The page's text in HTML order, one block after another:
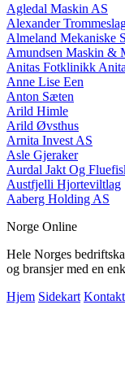
Agledal Maskin AS
Alexander
Almeland Mekaniske
Amundsen Maskin &
Anitas Fotklinikk
Anne Lise Een
Anton Sæten
Arild Himle
Arild Øvsthus
Arnita Invest AS
Asle Gjeraker
Aurdal Jakt Og
Austfjelli Hjorteviltlag
Aaberg Holding AS
Norge Online
Hele Norges
og bransjer med en
Hjem Sidekart Kontakt